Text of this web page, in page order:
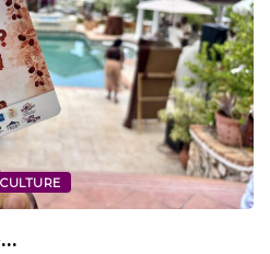
et des Caraïbes :...